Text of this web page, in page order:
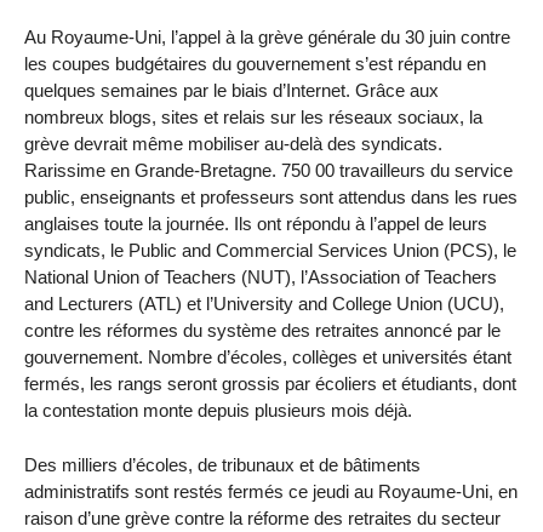
Au Royaume-Uni, l’appel à la grève générale du 30 juin contre
les coupes budgétaires du gouvernement s’est répandu en
quelques semaines par le biais d’Internet. Grâce aux
nombreux blogs, sites et relais sur les réseaux sociaux, la
grève devrait même mobiliser au-delà des syndicats.
Rarissime en Grande-Bretagne. 750 00 travailleurs du service
public, enseignants et professeurs sont attendus dans les rues
anglaises toute la journée. Ils ont répondu à l’appel de leurs
syndicats, le Public and Commercial Services Union (PCS), le
National Union of Teachers (NUT), l’Association of Teachers
and Lecturers (ATL) et l’University and College Union (UCU),
contre les réformes du système des retraites annoncé par le
gouvernement. Nombre d’écoles, collèges et universités étant
fermés, les rangs seront grossis par écoliers et étudiants, dont
la contestation monte depuis plusieurs mois déjà.
Des milliers d’écoles, de tribunaux et de bâtiments
administratifs sont restés fermés ce jeudi au Royaume-Uni, en
raison d’une grève contre la réforme des retraites du secteur